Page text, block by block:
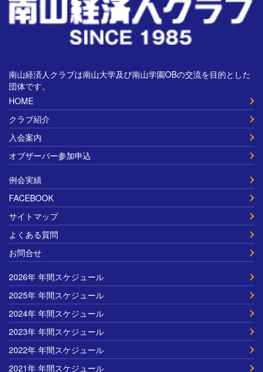
南山経済人クラブは南山大学及び南山学園OBの交流を目的とした
団体です。
HOME
クラブ紹介
入会案内
オブザーバー参加申込
例会実績
FACEBOOK
サイトマップ
よくある質問
お問合せ
2026年 年間スケジュール
2025年 年間スケジュール
2024年 年間スケジュール
2023年 年間スケジュール
2022年 年間スケジュール
2021年 年間スケジュール